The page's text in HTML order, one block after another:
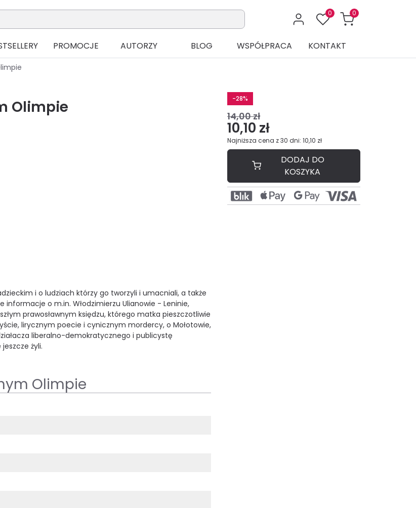
0 0
PROMOCJE AUTORZY BLOG WSPÓŁPRACA KONTAKT
Olimpie
i o ludziach którzy go tworzyli i umacniali, a także
o m.in. Włodzimierzu Ulianowie - Leninie,
prawosławnym księdzu, którego matka pieszczotliwie
lirycznym poecie i cynicznym mordercy, o Mołotowie,
liberalno-demokratycznego i publicystę
żyli.
Olimpie
-28%
14,00 zł
10,10 zł
Najniższa cena z 30 dni: 10,10 zł
DODAJ DO
KOSZYKA